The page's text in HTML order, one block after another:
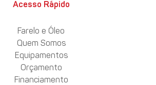
Acesso Rápido
Farelo e Óleo
Quem Somos
Equipamentos
Orçamento
Financiamento